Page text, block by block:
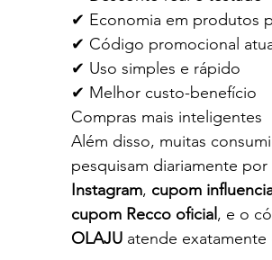
✔ Economia em produtos
✔ Código promocional
✔ Uso simples e rápido
✔ Melhor custo-benefício
Compras mais inteligentes
Além disso, muitas
pesquisam diariamente por
Instagram, cupom
cupom Recco oficial , e o
OLAJU atende exatamente